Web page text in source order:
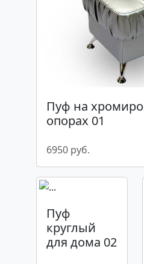
Пуф на
опорах 01
6950 руб.
Пуф
круглый
для дома 02